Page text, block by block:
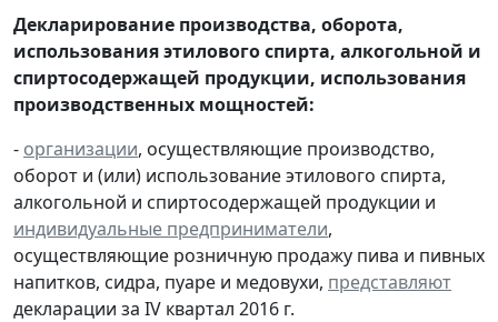
Декларирование производства, оборота,
использования этилового спирта, алкогольной и
спиртосодержащей продукции, использования
производственных мощностей:
- организации, осуществляющие производство,
оборот и (или) использование этилового спирта,
алкогольной и спиртосодержащей продукции и
индивидуальные предприниматели,
осуществляющие розничную продажу пива и пивных
напитков, сидра, пуаре и медовухи, представляют
декларации за IV квартал 2016 г.